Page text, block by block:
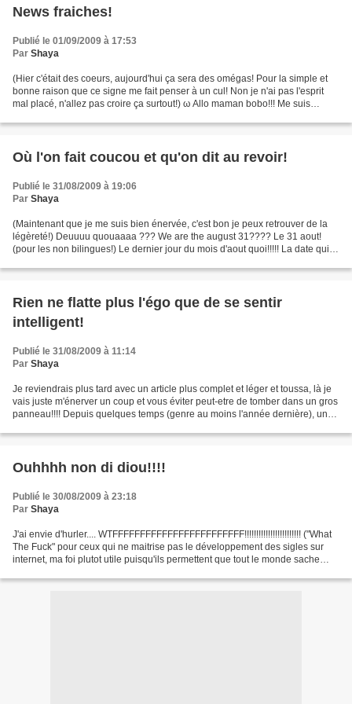
News fraiches!
Publié le 01/09/2009 à 17:53
Par Shaya
(Hier c'était des coeurs, aujourd'hui ça sera des omégas! Pour la simple et
bonne raison que ce signe me fait penser à un cul! Non je n'ai pas l'esprit
mal placé, n'allez pas croire ça surtout!) ω Allo maman bobo!!! Me suis
Où l'on fait coucou et qu'on dit au revoir!
Publié le 31/08/2009 à 19:06
Par Shaya
(Maintenant que je me suis bien énervée, c'est bon je peux retrouver de la
légèreté!) Deuuuu quouaaaa ??? We are the august 31???? Le 31 aout!
(pour les non bilingues!) Le dernier jour du mois d'aout quoi!!!!! La date qui
Rien ne flatte plus l'égo que de se sentir
intelligent!
Publié le 31/08/2009 à 11:14
Par Shaya
Je reviendrais plus tard avec un article plus complet et léger et toussa, là je
vais juste m'énerver un coup et vous éviter peut-etre de tomber dans un gros
panneau!!!! Depuis quelques temps (genre au moins l'année dernière), une
Ouhhhh non di diou!!!!
Publié le 30/08/2009 à 23:18
Par Shaya
J'ai envie d'hurler.... WTFFFFFFFFFFFFFFFFFFFFFFFF!!!!!!!!!!!!!!!!!!!!!!!! ("What
The Fuck" pour ceux qui ne maitrise pas le développement des sigles sur
internet, ma foi plutot utile puisqu'ils permettent que tout le monde sache